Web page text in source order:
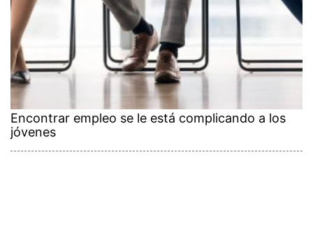
Encontrar empleo se le está complicando a los
jóvenes